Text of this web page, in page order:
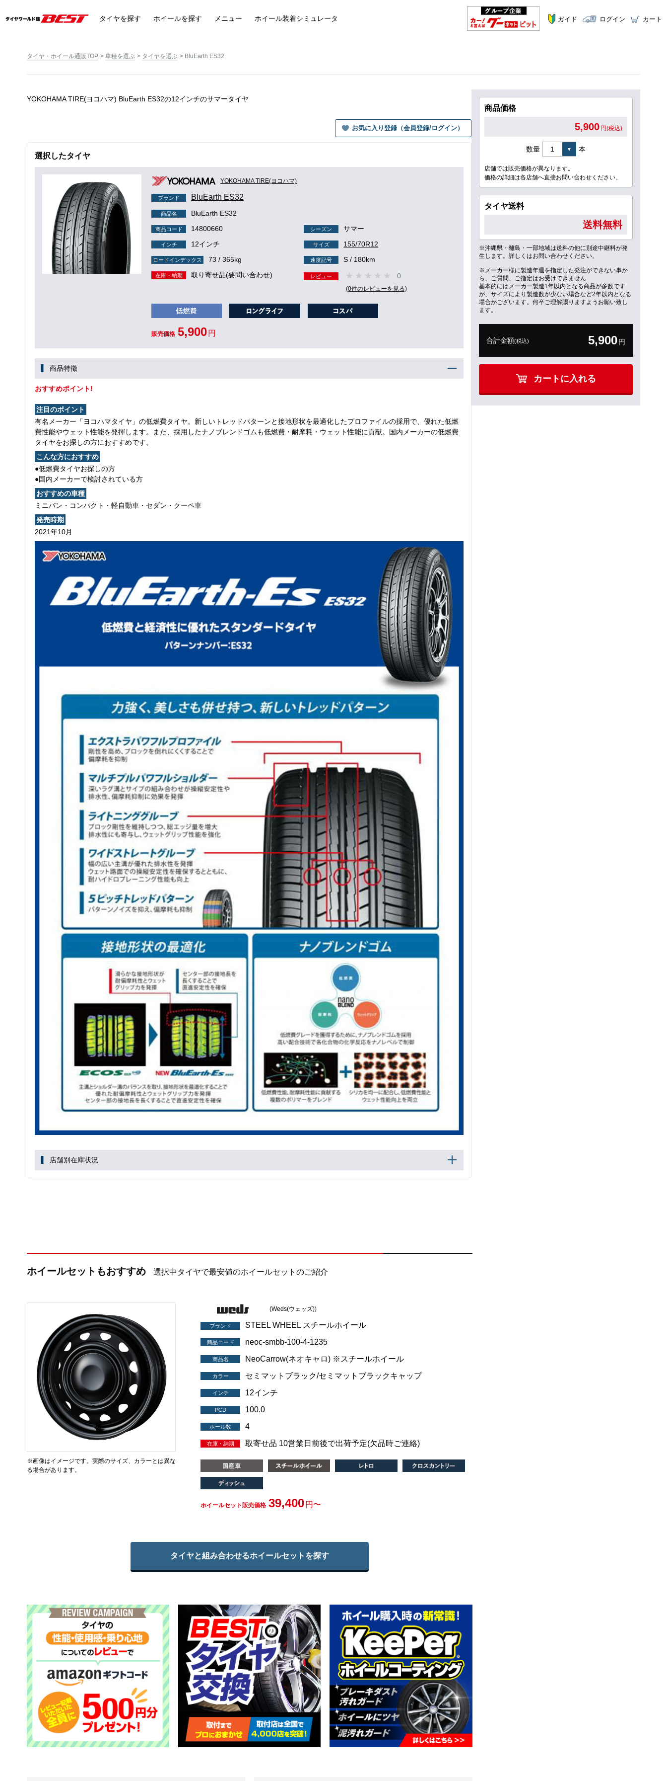
タイヤを探す ホイールを探す メニュー ホイール装着シミュレータ ガイド ログイン カート
タイヤ・ホイール通販TOP 車種を選ぶ タイヤを選ぶ BluEarth ES32
YOKOHAMA TIRE(ヨコハマ) BluEarth ES32の12インチのサマータイヤ
お気に入り登録（会員登録/ログイン）
選択したタイヤ
YOKOHAMA TIRE(ヨコハマ)
ブランド BluEarth ES32
商品名 BluEarth ES32
商品コード 14800660 シーズン サマー
インチ 12インチ サイズ 155/70R12
ロードインデックス 73 / 365kg 速度記号 S / 180km
在庫・納期 取り寄せ品(要問い合わせ) レビュー 0
(0件のレビューを見る)
販売価格 5,900 円
商品特徴
おすすめポイント!
注目のポイント
有名メーカー「ヨコハマタイヤ」の低燃費タイヤ。新しいトレッドパターンと接地形状を最適化したプロファイルの採用で、優れた低燃
費性能やウェット性能を発揮します。また、採用したナノブレンドゴムも低燃費・耐摩耗・ウェット性能に貢献。国内メーカーの低燃費
タイヤをお探しの方におすすめです。
こんな方におすすめ
●低燃費タイヤお探しの方
●国内メーカーで検討されている方
おすすめの車種
ミニバン・コンパクト・軽自動車・セダン・クーペ車
発売時期
2021年10月
店舗別在庫状況
商品価格
5,900 円(税込)
数量 本
店舗では販売価格が異なります。
価格の詳細は各店舗へ直接お問い合わせください。
タイヤ送料
送料無料
※沖縄県・離島・一部地域は送料の他に別途中継料が発
生します。詳しくはお問い合わせください。
※メーカー様に製造年週を指定した発注ができない事か
ら、ご質問、ご指定はお受けできません
基本的にはメーカー製造1年以内となる商品が多数です
が、サイズにより製造数が少ない場合など2年以内となる
場合がございます。何卒ご理解賜りますようお願い致し
ます。
合計金額(税込) 5,900円
カートに入れる
ホイールセットもおすすめ 選択中タイヤで最安値のホイールセットのご紹介
※画像はイメージです。実際のサイズ、カラーとは異な
る場合があります。
(Weds(ウェッズ))
ブランド STEEL WHEEL スチールホイール
商品コード neoc-smbb-100-4-1235
商品名 NeoCarrow(ネオキャロ) ※スチールホイール
カラー セミマットブラック/セミマットブラックキャップ
インチ 12インチ
PCD 100.0
ホール数 4
在庫・納期 取寄せ品 10営業日前後で出荷予定(欠品時ご連絡)
ホイールセット販売価格 39,400 円〜
タイヤと組み合わせるホイールセットを探す